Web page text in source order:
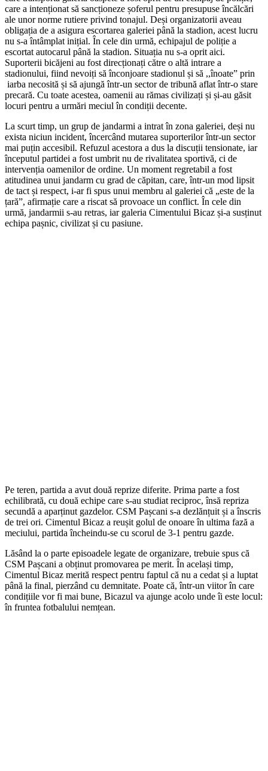
care a intenționat să sancționeze șoferul pentru presupuse încălcări
ale unor norme rutiere privind tonajul. Deși organizatorii aveau
obligația de a asigura escortarea galeriei până la stadion, acest lucru
nu s-a întâmplat inițial. În cele din urmă, echipajul de poliție a
escortat autocarul până la stadion. Situația nu s-a oprit aici.
Suporterii bicăjeni au fost direcționați către o altă intrare a
stadionului, fiind nevoiți să înconjoare stadionul și să ,,înoate” prin
iarba necosită și să ajungă într-un sector de tribună aflat într-o stare
precară. Cu toate acestea, oamenii au rămas civilizați și și-au găsit
locuri pentru a urmări meciul în condiții decente.
La scurt timp, un grup de jandarmi a intrat în zona galeriei, deși nu
exista niciun incident, încercând mutarea suporterilor într-un sector
mai puțin accesibil. Refuzul acestora a dus la discuții tensionate, iar
începutul partidei a fost umbrit nu de rivalitatea sportivă, ci de
intervenția oamenilor de ordine. Un moment regretabil a fost
atitudinea unui jandarm cu grad de căpitan, care, într-un mod lipsit
de tact și respect, i-ar fi spus unui membru al galeriei că „este de la
țară”, afirmație care a riscat să provoace un conflict. În cele din
urmă, jandarmii s-au retras, iar galeria Cimentului Bicaz și-a susținut
echipa pașnic, civilizat și cu pasiune.
Pe teren, partida a avut două reprize diferite. Prima parte a fost
echilibrată, cu două echipe care s-au studiat reciproc, însă repriza
secundă a aparținut gazdelor. CSM Pașcani s-a dezlănțuit și a înscris
de trei ori. Cimentul Bicaz a reușit golul de onoare în ultima fază a
meciului, partida încheindu-se cu scorul de 3-1 pentru gazde.
Lăsând la o parte episoadele legate de organizare, trebuie spus că
CSM Pașcani a obținut promovarea pe merit. În același timp,
Cimentul Bicaz merită respect pentru faptul că nu a cedat și a luptat
până la final, pierzând cu demnitate. Poate că, într-un viitor în care
condițiile vor fi mai bune, Bicazul va ajunge acolo unde îi este locul:
în fruntea fotbalului nemțean.